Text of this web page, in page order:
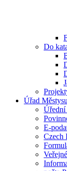
Do
Úřad Městysu
Úřední
E-
Czech